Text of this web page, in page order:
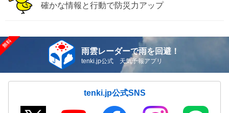
確かな情報と行動で防災力アップ
雨雲レーダーで雨を回避！
tenki.jp公式 天気予報アプリ
tenki.jp公式SNS